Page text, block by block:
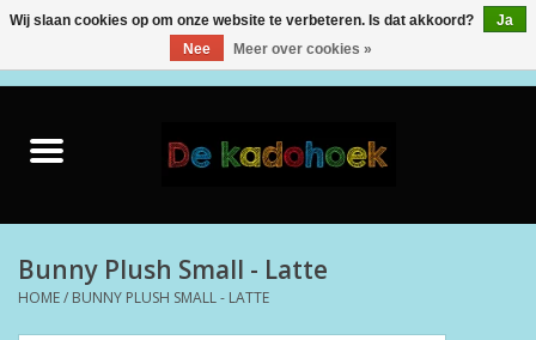
Bunny Plush Small - Latte
HOME/ BUNNY PLUSH SMALL - LATTE
Wij slaan cookies op om onze website te verbeteren. Is dat akkoord?
Ja
Nee
Meer over cookies »